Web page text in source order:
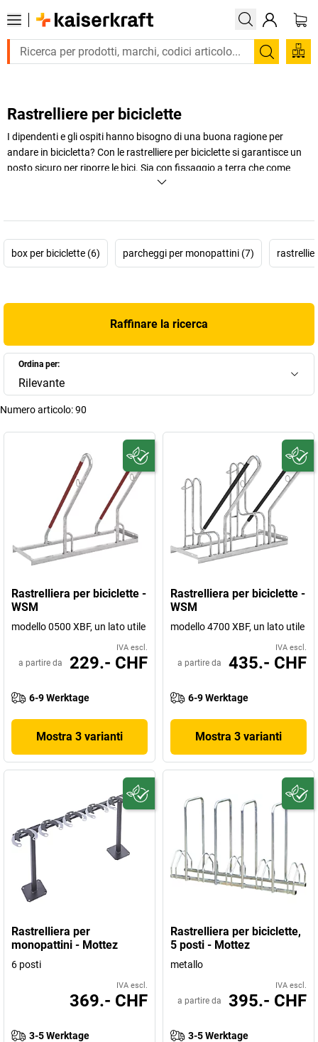
Trova
Rastrelliere per biciclette
I dipendenti e gli ospiti hanno bisogno di una buona ragione per
andare in bicicletta? Con le rastrelliere per biciclette si garantisce un
posto sicuro per riporre le bici. Sia con fissaggio a terra che come
parcheggio a muro o a scomparsa, su
+Visualizza di più
box per biciclette (6) parcheggi per monopattini (7)
Raffinare la ricerca
Ordina per:
Rilevante
Numero articolo:90
Rastrelliera per biciclette -
WSM
modello 0500 XBF, un lato utile
IVA escl.
a partire da 229.- CHF
6-9 Werktage
Mostra 3 varianti
Rastrelliera per biciclette -
WSM
modello 4700 XBF, un lato utile
IVA escl.
a partire da 435.- CHF
6-9 Werktage
Mostra 3 varianti
Rastrelliera per
monopattini - Mottez
6 posti
IVA escl.
369.- CHF
3-5 Werktage
Rastrelliera per biciclette,
5 posti - Mottez
metallo
IVA escl.
a partire da 395.- CHF
3-5 Werktage